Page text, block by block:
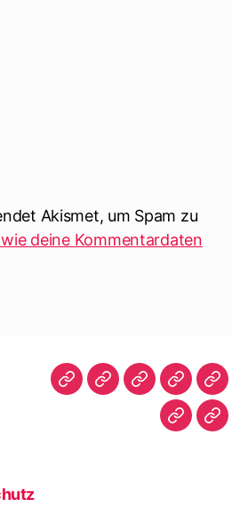
Akismet, um Spam zu
deine Kommentardaten
Startseite
WarumBibliografie
Vita
|